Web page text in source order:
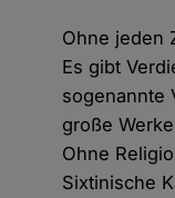
Ohne jeden
Es gibt
sogenannte
große
Ohne
Sixtinische